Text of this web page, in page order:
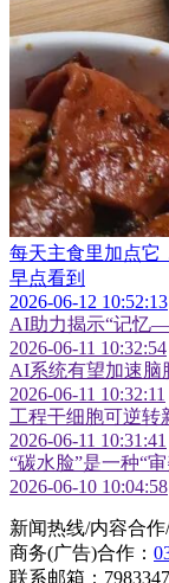
每天主食里加点它
早点看到
2026-06-12 10:52:13
AI助力揭示“记忆—
2026-06-11 10:32:54
AI系统有望加速脑
2026-06-11 10:32:11
工程干细胞可逆转
2026-06-11 10:31:41
“碳水脸”是一种“
2026-06-10 10:04:58
新闻热线/内容合作
商务(广告)合作：
联系邮箱：